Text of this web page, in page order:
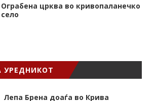
Ограбена црква во кривопаланечко
село
УРЕДНИКОТ
Лепа Брена доаѓа во Крива